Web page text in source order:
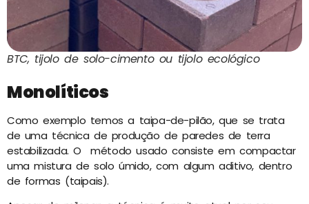
BTC, tijolo de solo-cimento ou tijolo ecológico
Monolíticos
Como exemplo temos a taipa-de-pilão, que se trata
de uma técnica de produção de paredes de terra
estabilizada. O método usado consiste em compactar
uma mistura de solo úmido, com algum aditivo, dentro
de formas (taipais).